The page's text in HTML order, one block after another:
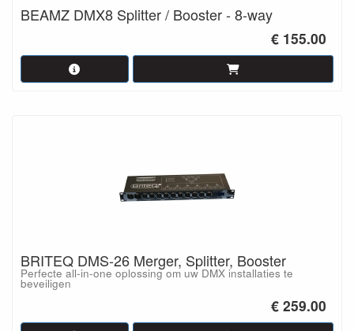
BEAMZ DMX8 Splitter / Booster - 8-way
€ 155.00
BRITEQ DMS-26 Merger, Splitter, Booster
Perfecte all-in-one oplossing om uw DMX installaties te
beveiligen
€ 259.00